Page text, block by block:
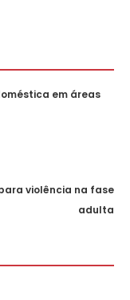
em áreas
violência na fase
adulta